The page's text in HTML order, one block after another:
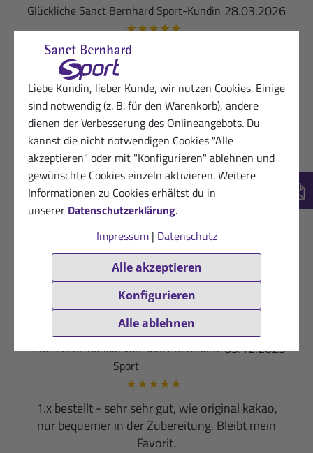
Liebe Kundin, lieber Kunde, wir nutzen Cookies. Einige
sind notwendig (z. B. für den Warenkorb), andere
dienen der Verbesserung des Onlineangebots. Du
kannst die nicht notwendigen Cookies "Alle
akzeptieren" oder mit "Konfigurieren" ablehnen und
gewünschte Cookies einzeln aktivieren. Weitere
Informationen zu Cookies erhältst du in
unserer Datenschutzerklärung.
Impressum| Datenschutz
Alle akzeptieren
Konfigurieren
Alle ablehnen
28.03.2026
Glückliche Sanct Bernhard Sport-Kundin
★★★★★
VERIFIZIERT Hilfreich? (0)
03.01.2026
Zufriedener Sanct Bernhard Sport-Kunde
★★★★ ★
lecker
VERIFIZIERT Hilfreich? (0)
Sport
★★★★★
Schmeckt, zum Glück nur ganz wenig Zucker
Hilfreich? (0)
05.12.2025
Zufriedene Kundin von Sanct Bernhard
Sport
★★★★★
1.x bestellt - sehr sehr gut, wie original kakao,
nur bequemer in der Zubereitung. Bleibt mein
Favorit.